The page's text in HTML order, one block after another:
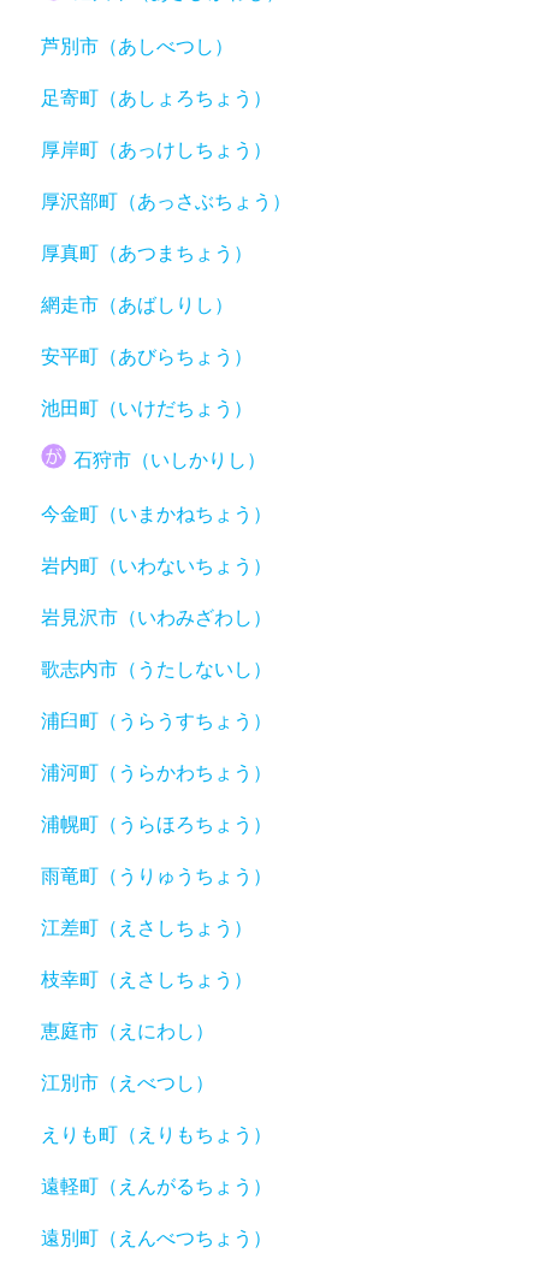
芦別市（あしべつし）
足寄町（あしょろちょう）
厚岸町（あっけしちょう）
厚沢部町（あっさぶちょう）
厚真町（あつまちょう）
網走市（あばしりし）
安平町（あびらちょう）
池田町（いけだちょう）
石狩市（いしかりし）
今金町（いまかねちょう）
岩内町（いわないちょう）
岩見沢市（いわみざわし）
歌志内市（うたしないし）
浦臼町（うらうすちょう）
浦河町（うらかわちょう）
浦幌町（うらほろちょう）
雨竜町（うりゅうちょう）
江差町（えさしちょう）
枝幸町（えさしちょう）
恵庭市（えにわし）
江別市（えべつし）
えりも町（えりもちょう）
遠軽町（えんがるちょう）
遠別町（えんべつちょう）